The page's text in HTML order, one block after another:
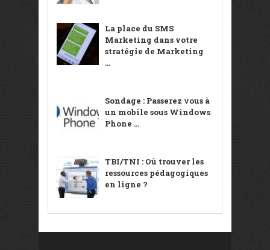
La place du SMS
Marketing dans votre
stratégie de Marketing
...
Sondage : Passerez vous à
un mobile sous Windows
Phone ...
TBI/TNI : Où trouver les
ressources pédagogiques
en ligne ?